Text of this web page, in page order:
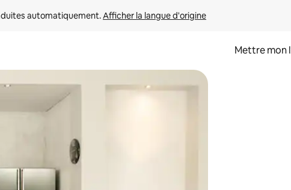
automatiquement. Afficher la langue d'origine
Mettre mon